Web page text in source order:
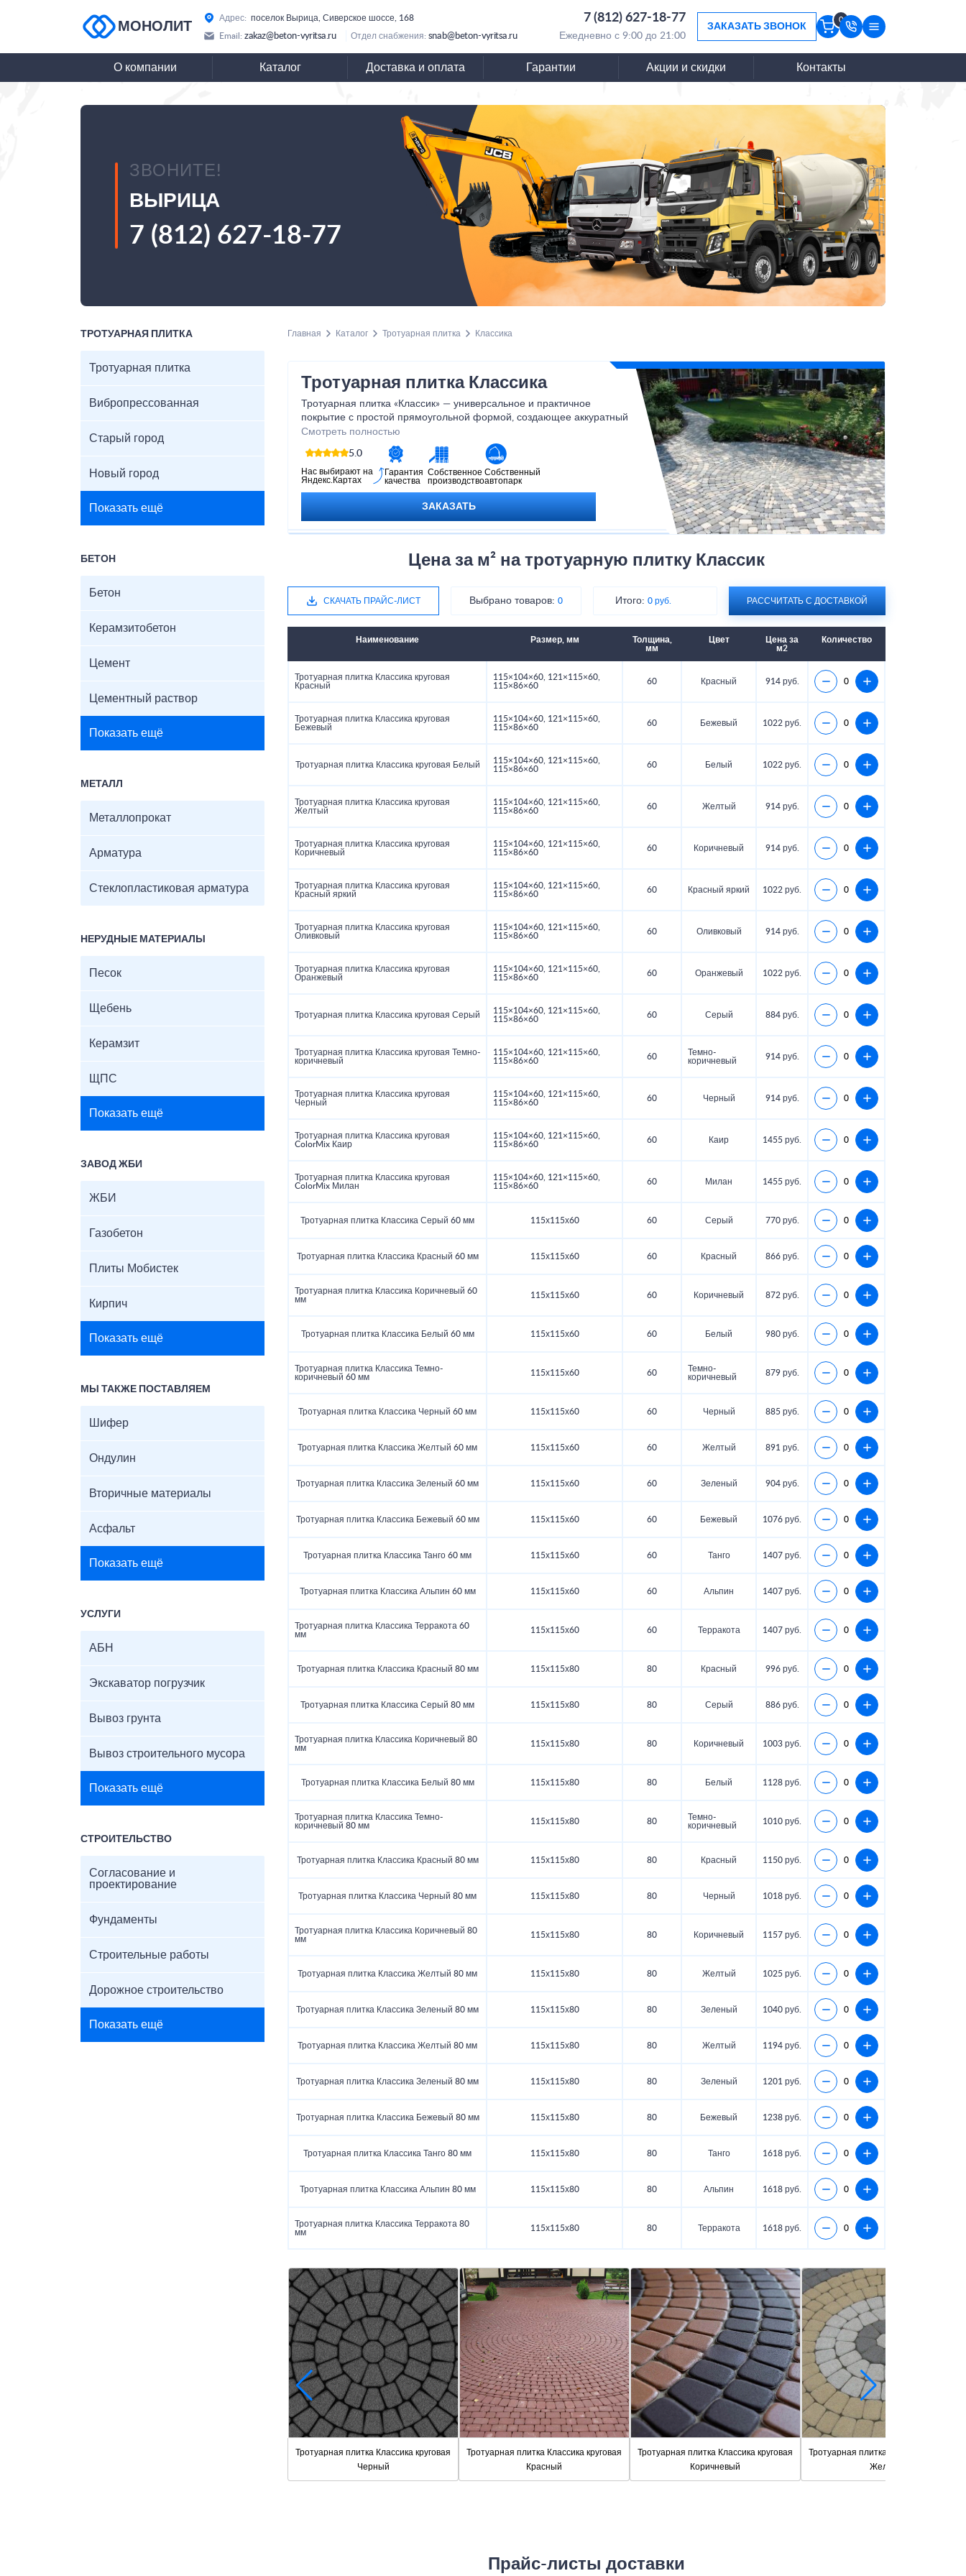
МОНОЛИТ
Адрес: поселок Вырица, Сиверское шоссе, 168 7 (812) 627-18-77
Email: zakaz@beton-vyritsa.ru Отдел снабжения: snab@beton-vyritsa.ru Ежедневно с 9:00 до 21:00
ЗАКАЗАТЬ ЗВОНОК
0
О компании Каталог Доставка и оплата Гарантии Акции и скидки Контакты
ЗВОНИТЕ!
ВЫРИЦА
7 (812) 627-18-77
ТРОТУАРНАЯ ПЛИТКА
Тротуарная плитка
Вибропрессованная
Старый город
Новый город
Показать ещё
БЕТОН
Бетон
Керамзитобетон
Цемент
Цементный раствор
Показать ещё
МЕТАЛЛ
Металлопрокат
Арматура
Стеклопластиковая арматура
НЕРУДНЫЕ МАТЕРИАЛЫ
Песок
Щебень
Керамзит
ЩПС
Показать ещё
ЗАВОД ЖБИ
ЖБИ
Газобетон
Плиты Мобистек
Кирпич
Показать ещё
МЫ ТАКЖЕ ПОСТАВЛЯЕМ
Шифер
Ондулин
Вторичные материалы
Асфальт
Показать ещё
УСЛУГИ
АБН
Экскаватор погрузчик
Вывоз грунта
Вывоз строительного мусора
Показать ещё
СТРОИТЕЛЬСТВО
Согласование и
проектирование
Фундаменты
Строительные работы
Дорожное строительство
Показать ещё
Главная Каталог Тротуарная плитка Классика
Тротуарная плитка Классика
Тротуарная плитка «Классик» — универсальное и практичное
покрытие с простой прямоугольной формой, создающее аккуратный
и гармоничный рисунок. Она устойчива к механическим нагрузкам,
влаге и морозу, долго сохраняет цвет и форму. «Классик» подходит
для тротуаров, дворов, парковок и пешеходных зон, обеспечивая
прочное и эстетичное покрытие, легко комбинируемое с другими
элементами благоустройства.
Размер: 200×100×60 мм
Толщина: 40–80 мм
Цвета: серый, красный, графит, коричневый
Поверхность: гладкая или фактурная
Смотреть полностью
5.0
Нас выбирают на
Яндекс.Картах
Гарантия
качества
Собственное
производство
Собственный
автопарк
ЗАКАЗАТЬ
Цена за м² на тротуарную плитку Классик
СКАЧАТЬ ПРАЙС-ЛИСТ Выбрано товаров: 0 Итого:0 руб. РАССЧИТАТЬ С ДОСТАВКОЙ
Наименование Размер, мм
Толщина,
мм
Цвет
Цена за
м2
Количество
Тротуарная плитка Классика круговая
Красный
115×104×60, 121×115×60,
115×86×60
60 Красный 914 руб.
Тротуарная плитка Классика круговая
Бежевый
115×104×60, 121×115×60,
115×86×60
60 Бежевый 1022 руб.
Тротуарная плитка Классика круговая Белый
115×104×60, 121×115×60,
115×86×60
60 Белый 1022 руб.
Тротуарная плитка Классика круговая
Желтый
115×104×60, 121×115×60,
115×86×60
60 Желтый 914 руб.
Тротуарная плитка Классика круговая
Коричневый
115×104×60, 121×115×60,
115×86×60
60 Коричневый 914 руб.
Тротуарная плитка Классика круговая
Красный яркий
115×104×60, 121×115×60,
115×86×60
60 Красный яркий 1022 руб.
Тротуарная плитка Классика круговая
Оливковый
115×104×60, 121×115×60,
115×86×60
60 Оливковый 914 руб.
Тротуарная плитка Классика круговая
Оранжевый
115×104×60, 121×115×60,
115×86×60
60 Оранжевый 1022 руб.
Тротуарная плитка Классика круговая Серый
115×104×60, 121×115×60,
115×86×60
60 Серый 884 руб.
Тротуарная плитка Классика круговая Темно-
коричневый
115×104×60, 121×115×60,
115×86×60
60
Темно-
коричневый
914 руб.
Тротуарная плитка Классика круговая
Черный
115×104×60, 121×115×60,
115×86×60
60 Черный 914 руб.
Тротуарная плитка Классика круговая
ColorMix Каир
115×104×60, 121×115×60,
115×86×60
60 Каир 1455 руб.
Тротуарная плитка Классика круговая
ColorMix Милан
115×104×60, 121×115×60,
115×86×60
60 Милан 1455 руб.
Тротуарная плитка Классика Серый 60 мм 115х115х60 60 Серый 770 руб.
Тротуарная плитка Классика Красный 60 мм 115х115х60 60 Красный 866 руб.
Тротуарная плитка Классика Коричневый 60
мм
115х115х60 60 Коричневый 872 руб.
Тротуарная плитка Классика Белый 60 мм 115х115х60 60 Белый 980 руб.
Тротуарная плитка Классика Темно-
коричневый 60 мм
115х115х60 60
Темно-
коричневый
879 руб.
Тротуарная плитка Классика Черный 60 мм 115х115х60 60 Черный 885 руб.
Тротуарная плитка Классика Желтый 60 мм 115х115х60 60 Желтый 891 руб.
Тротуарная плитка Классика Зеленый 60 мм 115х115х60 60 Зеленый 904 руб.
Тротуарная плитка Классика Бежевый 60 мм 115х115х60 60 Бежевый 1076 руб.
Тротуарная плитка Классика Танго 60 мм 115х115х60 60 Танго 1407 руб.
Тротуарная плитка Классика Альпин 60 мм 115х115х60 60 Альпин 1407 руб.
Тротуарная плитка Классика Терракота 60
мм
115х115х60 60 Терракота 1407 руб.
Тротуарная плитка Классика Красный 80 мм 115х115х80 80 Красный 996 руб.
Тротуарная плитка Классика Серый 80 мм 115х115х80 80 Серый 886 руб.
Тротуарная плитка Классика Коричневый 80
мм
115х115х80 80 Коричневый 1003 руб.
Тротуарная плитка Классика Белый 80 мм 115х115х80 80 Белый 1128 руб.
Тротуарная плитка Классика Темно-
коричневый 80 мм
115х115х80 80
Темно-
коричневый
1010 руб.
Тротуарная плитка Классика Красный 80 мм 115х115х80 80 Красный 1150 руб.
Тротуарная плитка Классика Черный 80 мм 115х115х80 80 Черный 1018 руб.
Тротуарная плитка Классика Коричневый 80
мм
115х115х80 80 Коричневый 1157 руб.
Тротуарная плитка Классика Желтый 80 мм 115х115х80 80 Желтый 1025 руб.
Тротуарная плитка Классика Зеленый 80 мм 115х115х80 80 Зеленый 1040 руб.
Тротуарная плитка Классика Желтый 80 мм 115х115х80 80 Желтый 1194 руб.
Тротуарная плитка Классика Зеленый 80 мм 115х115х80 80 Зеленый 1201 руб.
Тротуарная плитка Классика Бежевый 80 мм 115х115х80 80 Бежевый 1238 руб.
Тротуарная плитка Классика Танго 80 мм 115х115х80 80 Танго 1618 руб.
Тротуарная плитка Классика Альпин 80 мм 115х115х80 80 Альпин 1618 руб.
Тротуарная плитка Классика Терракота 80
мм
115х115х80 80 Терракота 1618 руб.
Тротуарная плитка Классика круговая
Черный
Тротуарная плитка Классика круговая
Красный
Тротуарная плитка Классика круговая
Коричневый
Тротуарная плитка Классика круговая
Желтый
Прайс-листы доставки